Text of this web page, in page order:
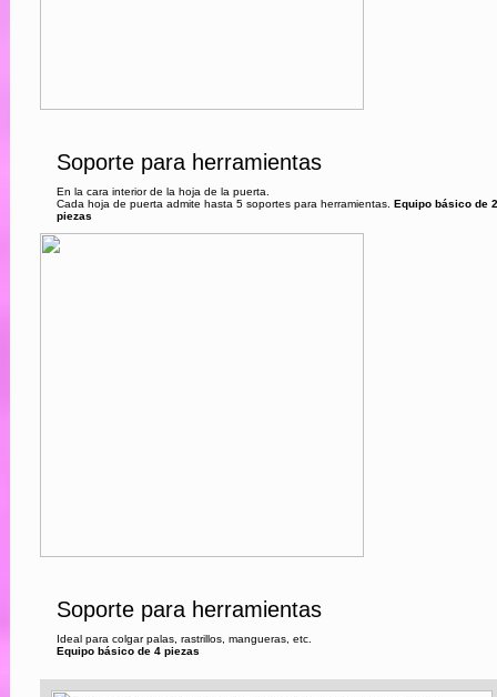
Soporte para herramientas
En la cara interior de la hoja de la puerta.
Cada hoja de puerta admite hasta 5 soportes para herramientas. Equipo básico de 2
piezas
Soporte para herramientas
Ideal para colgar palas, rastrillos, mangueras, etc.
Equipo básico de 4 piezas